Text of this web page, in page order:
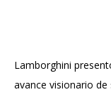
Lamborghini
avance visionario